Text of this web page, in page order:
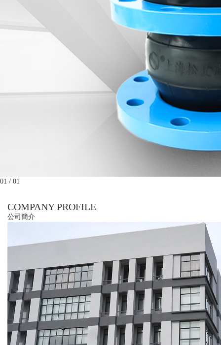
01 / 01
COMPANY PROFILE
公司簡介